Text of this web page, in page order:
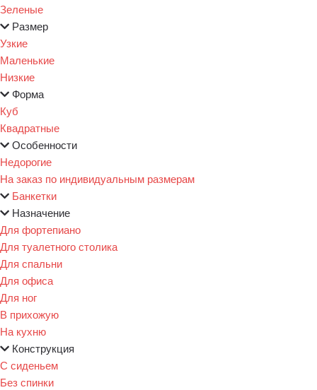
Зеленые
Размер
Узкие
Маленькие
Низкие
Форма
Куб
Квадратные
Особенности
Недорогие
На заказ по индивидуальным размерам
Банкетки
Назначение
Для фортепиано
Для туалетного столика
Для спальни
Для офиса
Для ног
В прихожую
На кухню
Конструкция
С сиденьем
Без спинки